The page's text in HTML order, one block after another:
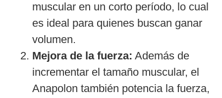
muscular en un corto período, lo cual
es ideal para quienes buscan ganar
volumen.
Mejora de la fuerza: Además de
incrementar el tamaño muscular, el
Anapolon también potencia la fuerza,